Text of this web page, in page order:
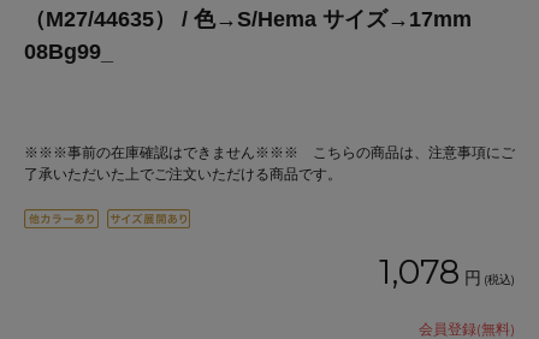
（M27/44635） / 色→S/Hema サイズ→17mm
08Bg99_
※※※事前の在庫確認はできません※※※ こちらの商品は、注意事項にご
了承いただいた上でご注文いただける商品です。
1,078 円 (税込)
会員登録(無料)